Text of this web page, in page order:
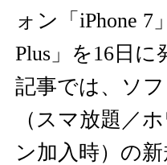
ォン「iPhone 7
Plus」を16日に
記事では、ソ
（スマ放題／
ン加入時）の